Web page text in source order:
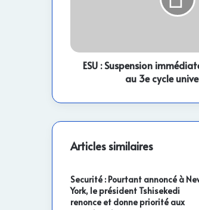
cycle
universitaire
ESU : Suspension
au 3e cycle
Articles similaires
Securité : Pourtant annoncé à
York, le président Tshisekedi
renonce et donne priorité aux